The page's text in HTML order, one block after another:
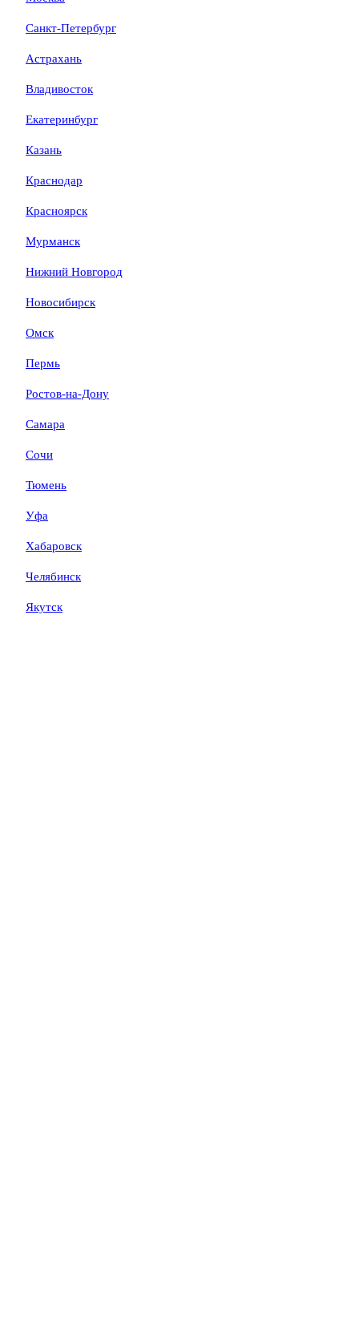
Санкт-Петербург
Астрахань
Владивосток
Екатеринбург
Казань
Краснодар
Красноярск
Мурманск
Нижний Новгород
Новосибирск
Омск
Пермь
Ростов-на-Дону
Самара
Сочи
Тюмень
Уфа
Хабаровск
Челябинск
Якутск